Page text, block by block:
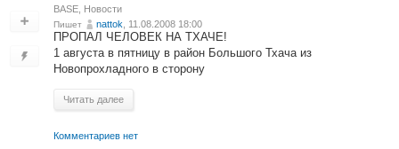
BASE Новости
Пишет nattok , 11.08.2008 18:00
ПРОПАЛ ЧЕЛОВЕК НА ТХАЧЕ!
1 августа в пятницу в район Большого Тхача из
Новопрохладного в сторону
Читать далее
Комментариев нет